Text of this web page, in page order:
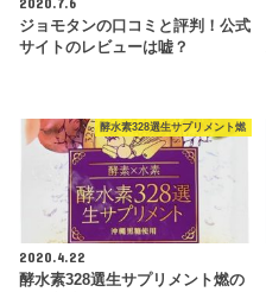
ジョモタンの口コミと評判！公式
サイトのレビューは嘘？
酵水素328選生サプリメント燃
2020.4.22
酵水素328選生サプリメント燃の